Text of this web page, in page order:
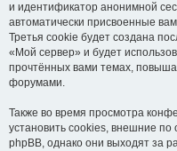
и идентификатор анонимной
автоматически присвоенные
Третья cookie будет создана
«Мой сервер» и будет
прочтённых вами темах,
форумами.
Также во время просмотра
установить cookies, внешние
phpBB, однако они выходят за